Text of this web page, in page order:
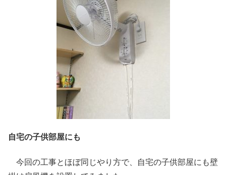
自宅の子供部屋にも
今回の工事とほぼ同じやり方で、自宅の子供部屋にも壁